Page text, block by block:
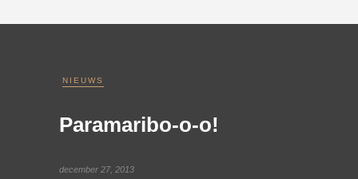
NIEUWS
Paramaribo-o-o!
december 27, 2013